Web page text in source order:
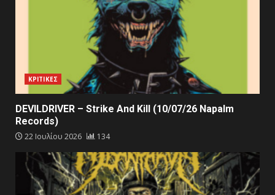
ΚΡΙΤΙΚΕΣ
DEVILDRIVER – Strike And Kill (10/07/26 Napalm
Records)
22 Ιουλίου 2026 134